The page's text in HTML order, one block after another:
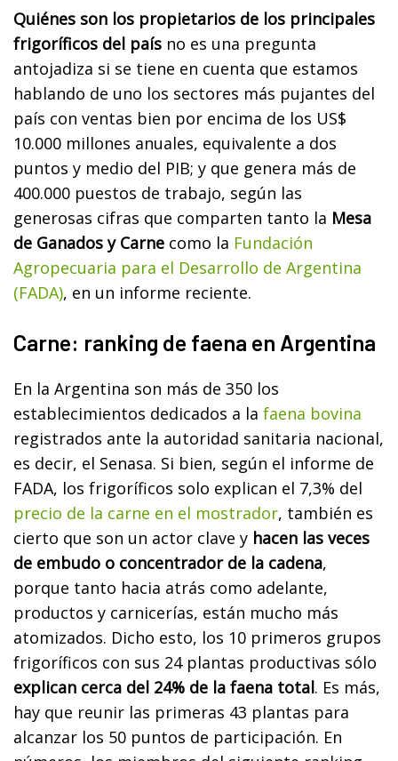
Quiénes son los propietarios de los principales
frigoríficos del país no es una pregunta
antojadiza si se tiene en cuenta que estamos
hablando de uno los sectores más pujantes del
país con ventas bien por encima de los US$
10.000 millones anuales, equivalente a dos
puntos y medio del PIB; y que genera más de
400.000 puestos de trabajo, según las
generosas cifras que comparten tanto la Mesa
de Ganados y Carne como la Fundación
Agropecuaria para el Desarrollo de Argentina
(FADA), en un informe reciente.
Carne: ranking de faena en Argentina
En la Argentina son más de 350 los
establecimientos dedicados a la faena bovina
registrados ante la autoridad sanitaria nacional,
es decir, el Senasa. Si bien, según el informe de
FADA, los frigoríficos solo explican el 7,3% del
precio de la carne en el mostrador, también es
cierto que son un actor clave y hacen las veces
de embudo o concentrador de la cadena,
porque tanto hacia atrás como adelante,
productos y carnicerías, están mucho más
atomizados. Dicho esto, los 10 primeros grupos
frigoríficos con sus 24 plantas productivas sólo
explican cerca del 24% de la faena total. Es más,
hay que reunir las primeras 43 plantas para
alcanzar los 50 puntos de participación. En